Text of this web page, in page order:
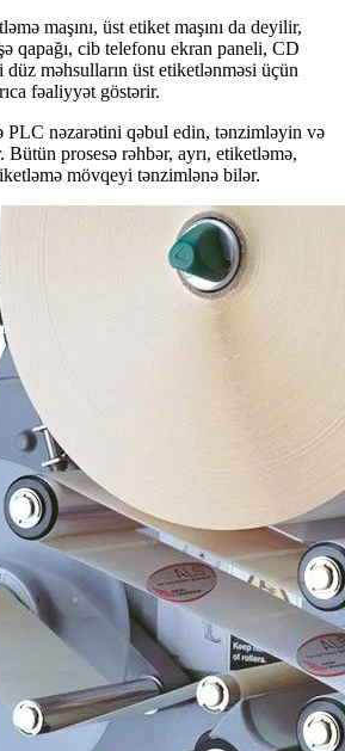
maşını, üst etiket maşını da deyilir,
qapağı, cib telefonu ekran paneli, CD
məhsulların üst etiketlənməsi üçün
fəaliyyət göstərir.
PLC nəzarətini qəbul edin, tənzimləyin və
Bütün prosesə rəhbər, ayrı, etiketləmə,
mövqeyi tənzimlənə bilər.